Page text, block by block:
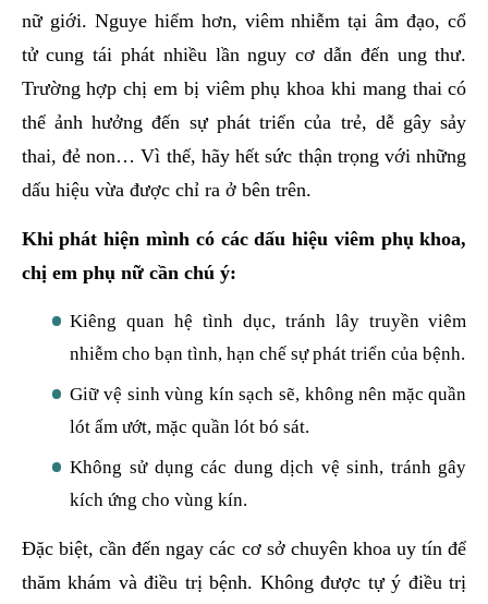
nữ giới. Nguye hiểm hơn, viêm nhiễm tại âm đạo, cổ
tử cung tái phát nhiều lần nguy cơ dẫn đến ung thư.
Trường hợp chị em bị viêm phụ khoa khi mang thai có
thể ảnh hưởng đến sự phát triển của trẻ, dễ gây sảy
thai, đẻ non… Vì thế, hãy hết sức thận trọng với những
dấu hiệu vừa được chỉ ra ở bên trên.
Khi phát hiện mình có các dấu hiệu viêm phụ khoa,
chị em phụ nữ cần chú ý:
Kiêng quan hệ tình dục, tránh lây truyền viêm
nhiễm cho bạn tình, hạn chế sự phát triển của bệnh.
Giữ vệ sinh vùng kín sạch sẽ, không nên mặc quần
lót ẩm ướt, mặc quần lót bó sát.
Không sử dụng các dung dịch vệ sinh, tránh gây
kích ứng cho vùng kín.
Đặc biệt, cần đến ngay các cơ sở chuyên khoa uy tín để
thăm khám và điều trị bệnh. Không được tự ý điều trị